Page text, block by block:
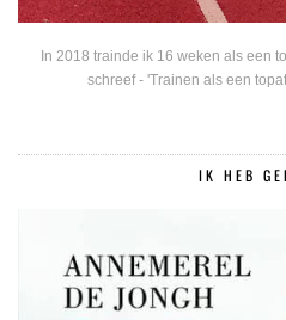
In 2018 trainde ik 16 weken als een
schreef - 'Trainen als een
IK HEB